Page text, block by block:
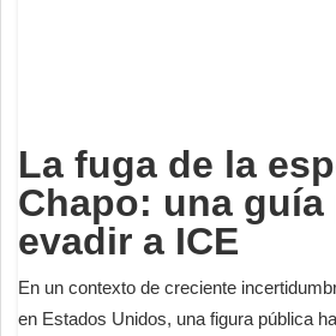
La fuga de la
Chapo: una guía
evadir a ICE
En un contexto de creciente
en Estados Unidos, una figura pública